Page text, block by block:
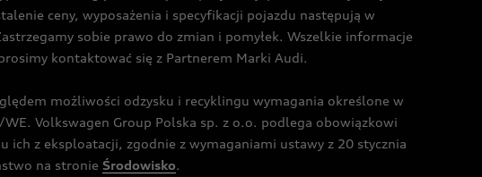
ceny, wyposażenia i specyfikacji pojazdu następują w
sobie prawo do zmian i pomyłek. Wszelkie informacje
kontaktować się z Partnerem Marki Audi.
możliwości odzysku i recyklingu wymagania określone w
Volkswagen Group Polska sp. z o.o. podlega obowiązkowi
z eksploatacji, zgodnie z wymaganiami ustawy z 20 stycznia
na stronie Środowisko.